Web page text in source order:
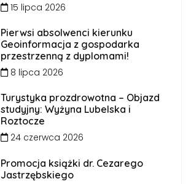
15 lipca 2026
Pierwsi absolwenci kierunku
Geoinformacja z gospodarka
przestrzenną z dyplomami!
8 lipca 2026
Turystyka prozdrowotna – Objazd
studyjny: Wyżyna Lubelska i
Roztocze
24 czerwca 2026
Promocja książki dr. Cezarego
Jastrzębskiego